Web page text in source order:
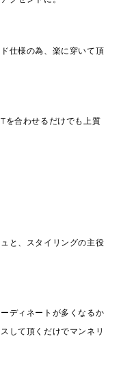
仕様の為、楽に穿いて頂
を合わせるだけでも上質
と、スタイリングの主役
ディネートが多くなるか
して頂くだけでマンネリ